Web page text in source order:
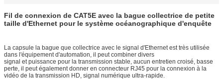
Fil de connexion de CAT5E avec la bague collectrice de petite
taille d'Ethernet pour le système océanographique d'enquête
La capsule la bague que collectrice avec le signal d'Ethernet est très utilisée
dans l'équipement d'automation, il peut combiner divers
signal et puissance pour la transmission stable, aucun entretien croisé, basse
perte, il peut également donner en connecteur RJ45 pour la connexion à la
vidéo de la transmission HD, signal numérique ultra-rapide.